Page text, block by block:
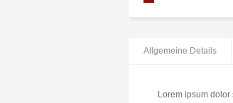
Allgemeine Details
Lorem ipsum